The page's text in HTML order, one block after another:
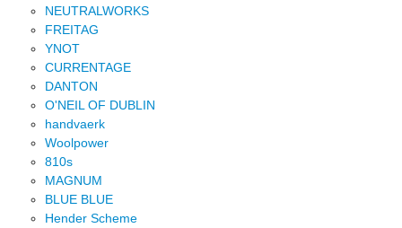
NEUTRALWORKS
FREITAG
YNOT
CURRENTAGE
DANTON
O'NEIL OF DUBLIN
handvaerk
Woolpower
810s
MAGNUM
BLUE BLUE
Hender Scheme